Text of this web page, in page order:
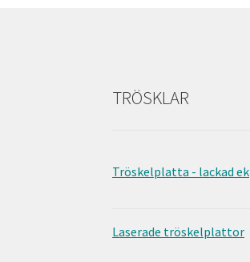
TRÖSKLAR
Tröskelplatta - lackad ek
Laserade tröskelplattor